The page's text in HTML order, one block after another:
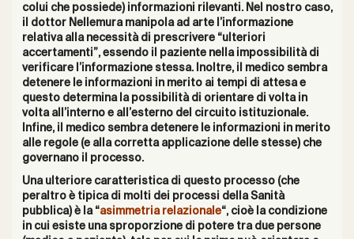
colui che possiede) informazioni rilevanti. Nel nostro caso,
il dottor Nellemura manipola ad arte l’informazione
relativa alla necessità di prescrivere “ulteriori
accertamenti”, essendo il paziente nella impossibilità di
verificare l’informazione stessa. Inoltre, il medico sembra
detenere le informazioni in merito ai tempi di attesa e
questo determina la possibilità di orientare di volta in
volta all’interno e all’esterno del circuito istituzionale.
Infine, il medico sembra detenere le informazioni in merito
alle regole (e alla corretta applicazione delle stesse) che
governano il processo.
Una ulteriore caratteristica di questo processo (che
peraltro è tipica di molti dei processi della Sanità
pubblica) è la “asimmetria relazionale“, cioè lacondizione
in cui esiste una sproporzione di potere tra due persone